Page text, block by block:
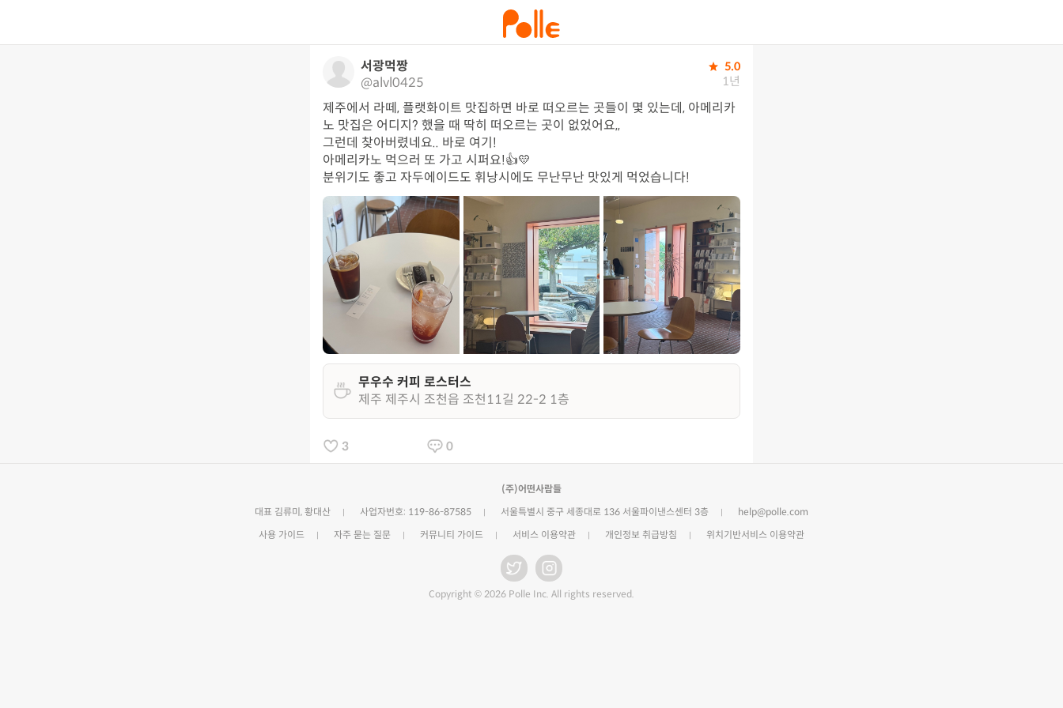
서광먹짱
@alvl0425
5.0
1년
제주에서 라떼, 플랫화이트 맛집하면 바로 떠오르는 곳들이 몇 있는데, 아메리카
노 맛집은 어디지? 했을 때 딱히 떠오르는 곳이 없었어요,,
그런데 찾아버렸네요.. 바로 여기!
아메리카노 먹으러 또 가고 시퍼요!👍💛
분위기도 좋고 자두에이드도 휘낭시에도 무난무난 맛있게 먹었습니다!
무우수 커피 로스터스
제주 제주시 조천읍 조천11길 22-2 1층
3 0
(주)어떤사람들
대표 김류미, 황대산
사업자번호: 119-86-87585 서울특별시 중구 세종대로 136 서울파이낸스센터 3층
help@polle.com
사용 가이드
자주 묻는 질문 커뮤니티 가이드 서비스 이용약관 개인정보 취급방침 위치기반서비스 이용약관
Copyright © 2026 Polle Inc. All rights reserved.